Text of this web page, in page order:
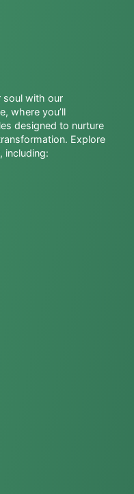
soul with our
where you’ll
designed to nurture
Explore
including: